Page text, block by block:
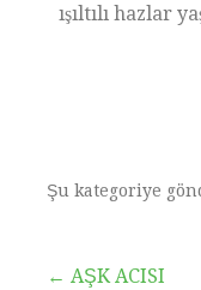
ışıltılı hazlar
Şu kategoriye
← AŞK ACISI